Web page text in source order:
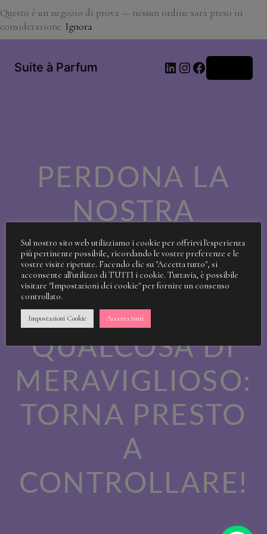
Questo è un negozio di prova — nessun ordine sarà preso in
considerazione. Ignora
Suite à Parfum LinkedIn
Instagram
Facebook
PERDONA LA
NOSTRA
SPORCIZIA!
STIAMO
LAVORANDO A
QUALCOSA DI
MERAVIGLIOSO:
TORNA PRESTO
A
CONTROLLARE!
Sul nostro sito web utilizziamo i cookie per offrirvi l'esperienza
più pertinente possibile, ricordando le vostre preferenze e le
vostre visite ripetute. Facendo clic su "Accetta tutto", si
acconsente all'utilizzo di TUTTI i cookie. Tuttavia, è possibile
visitare "Impostazioni dei cookie" per fornire un consenso
controllato.
Impostazioni Cookie Accetta tutti